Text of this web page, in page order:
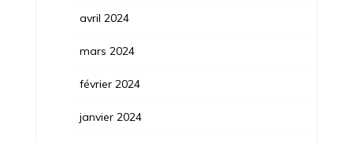
avril 2024
mars 2024
février 2024
janvier 2024